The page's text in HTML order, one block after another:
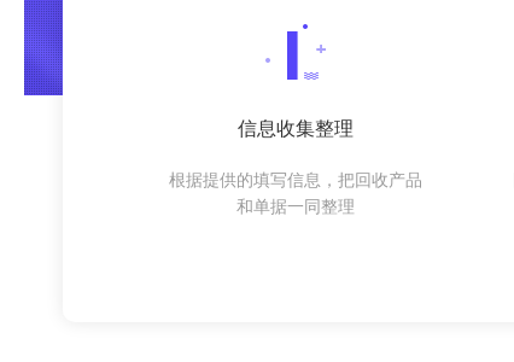
信息收集整理
根据提供的填写信息，把回收产品
和单据一同整理